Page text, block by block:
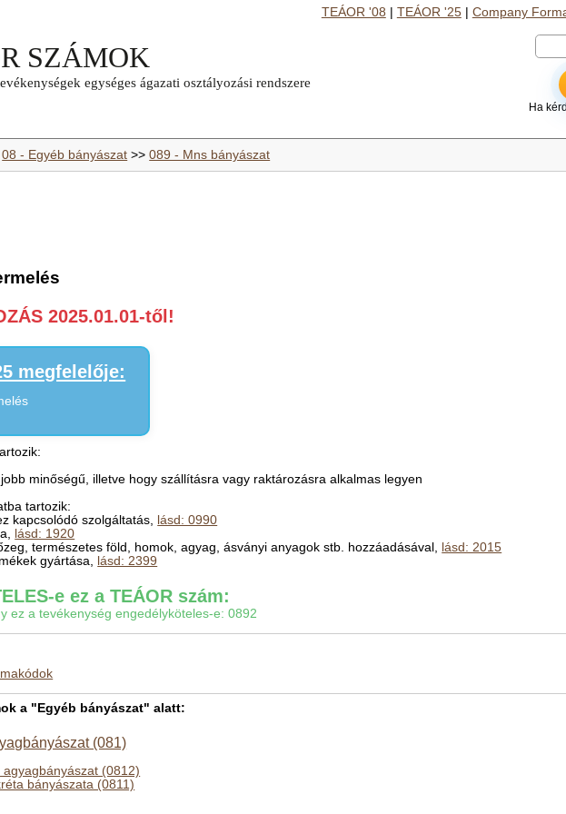
TEÁOR '08 TEÁOR '25| Company
Ha
08 - Egyéb bányászat >>089 - Mns bányászat
2025.01.01-től!
megfelelője:
minőségű, illetve hogy szállításra vagy raktározásra alkalmas legyen
tartozik:
kapcsolódó szolgáltatás, lásd: 0990
lásd: 1920
természetes föld, homok, agyag, ásványi anyagok stb. hozzáadásával, lásd: 2015
gyártása, lásd: 2399
e ez a TEÁOR szám:
ez a tevékenység engedélyköteles-e: 0892
a "Egyéb bányászat" alatt:
(081)
agyagbányászat (0812)
bányászata (0811)